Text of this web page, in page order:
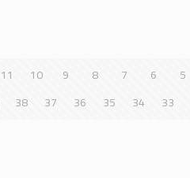
5
6
7
8
9
10
11
33
34
35
36
37
38